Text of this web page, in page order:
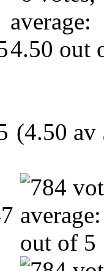
(4.50 av